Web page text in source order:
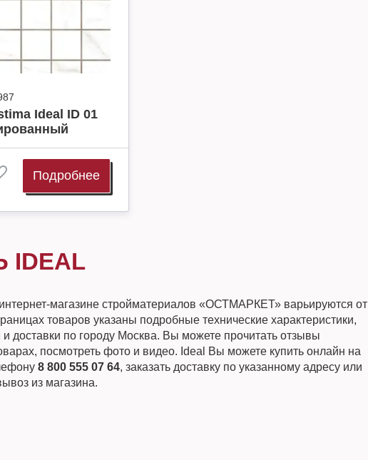
Ideal ID 01
Подробнее
IDEAL
магазине стройматериалов «ОСТМАРКЕТ» варьируются от
товаров указаны подробные технические характеристики,
и доставки по городу Москва. Вы можете прочитать отзывы
посмотреть фото и видео. Ideal Вы можете купить онлайн на
8 800 555 07 64, заказать доставку по указанному адресу или
из магазина.